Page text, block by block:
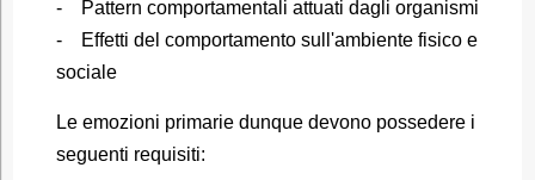
- Pattern comportamentali attuati dagli organismi
- Effetti del comportamento sull'ambiente fisico e
sociale
Le emozioni primarie dunque devono possedere i
seguenti requisiti: